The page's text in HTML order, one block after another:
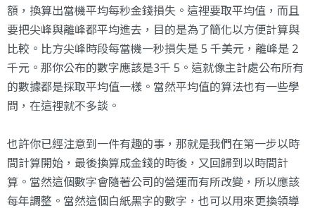
額，換算出當機平均每秒金錢損失。這裡要取平均值，而且
要把尖峰與離峰都平均進去，目的是為了簡化以方便計算與
比較。比方尖峰時段每當機一秒損失是 5 千美元，離峰是 2
千元。那你公布的數字應該是3千 5。這就像主計處公布所有
的數據都是採取平均值一樣。當然平均值的算法也有一些學
問，在這裡就不多談。
也許你已經注意到一件有趣的事，那就是我們在第一步以時
間計算開始，最後換算成金錢的時後，又回歸到以時間計
算。當然這個數字會隨著公司的營運而有所改變，所以應該
每年調整。當然這個白紙黑字的數字，也可以用來更換領導